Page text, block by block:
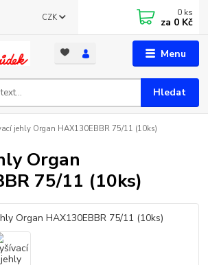
Menu
CZK
Hledat
0 ks
za 0 Kč
jehly Organ HAX130EBBR 75/11 (10ks)
Organ
75/11 (10ks)